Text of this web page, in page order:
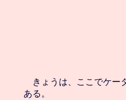
きょうは、ここでケー
ある。